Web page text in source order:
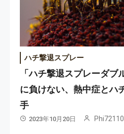
ハチ撃退スプレー
「ハチ撃退スプレーダブ
に負けない、熱中症とハ
手
2023年10月20日 Phi72110